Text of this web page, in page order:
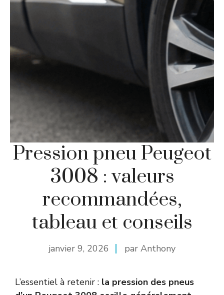
Pression pneu Peugeot
3008 : valeurs
recommandées,
tableau et conseils
janvier 9, 2026 par Anthony
L’essentiel à retenir : la pression des pneus